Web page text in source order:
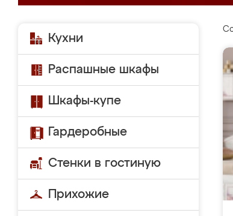
Кухни
Распашные шкафы
Шкафы-купе
Гардеробные
Стенки в гостиную
Прихожие